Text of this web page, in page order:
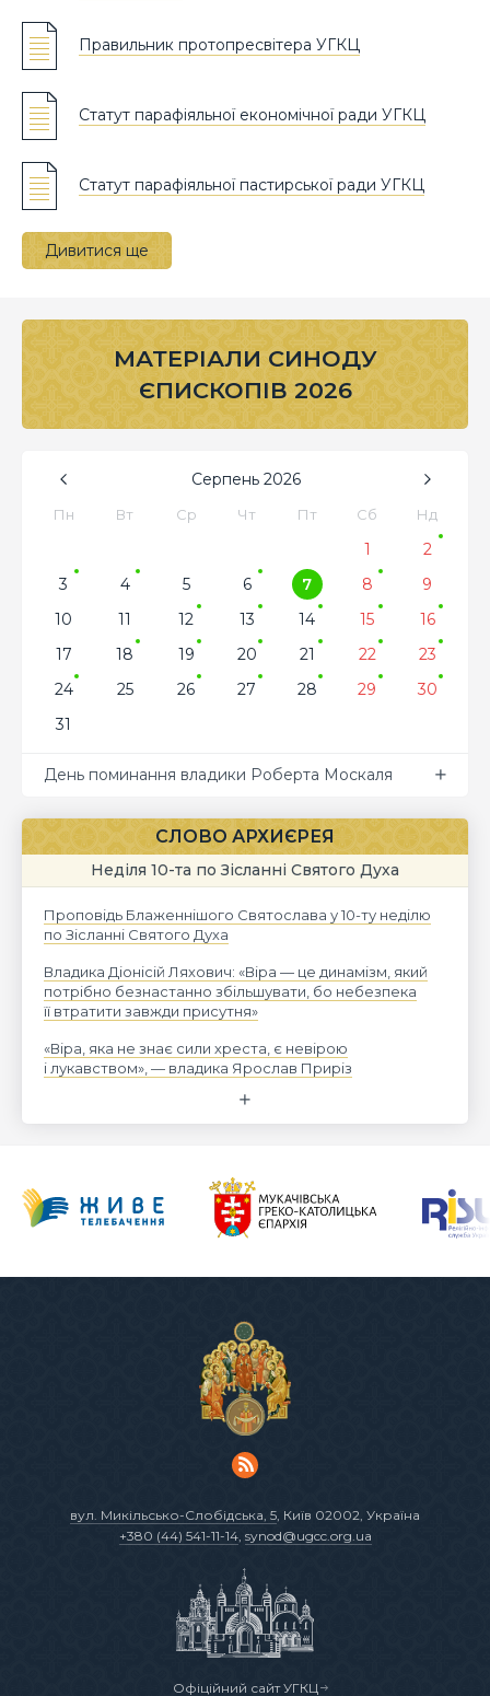
Правильник протопресвітера УГКЦ
Статут парафіяльної економічної ради УГКЦ
Статут парафіяльної пастирської ради УГКЦ
Дивитися ще
МАТЕРІАЛИ СИНОДУ
ЄПИСКОПІВ 2026
Серпень 2026
Пн Вт Ср Чт Пт Сб Нд
1
2
3
4 5 6 7 8
9
10
11 12 13 14 15
16
17
18 19 20 21 22
23
24
25 26 27 28 29
30
31
День поминання владики Роберта Москаля
СЛОВО АРХИЄРЕЯ
Неділя 10-та по Зісланні Святого Духа
Проповідь Блаженнішого Святослава у 10-ту неділю
по Зісланні Святого Духа
Владика Діонісій Ляхович: «Віра — це динамізм, який
потрібно безнастанно збільшувати, бо небезпека
її втратити завжди присутня»
«Віра, яка не знає сили хреста, є невірою
і лукавством», — владика Ярослав Приріз
вул. Микільсько-Слобідська, 5, Київ 02002, Україна
+380 (44) 541-11-14, synod@ugcc.org.ua
Офіційний сайт УГКЦ